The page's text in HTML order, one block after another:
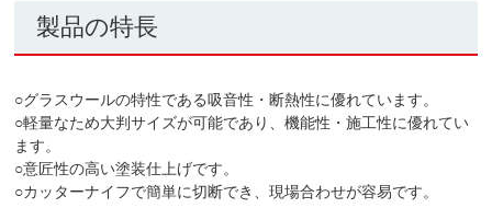
製品の特長
○グラスウールの特性である吸音性・断熱性に優れています。
○軽量なため大判サイズが可能であり、機能性・施工性に優れてい
ます。
○意匠性の高い塗装仕上げです。
○カッターナイフで簡単に切断でき、現場合わせが容易です。